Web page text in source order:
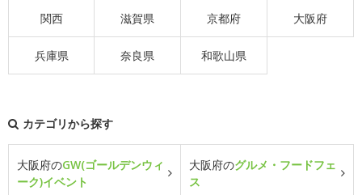
関西 滋賀県 京都府 大阪府
兵庫県 奈良県 和歌山県
カテゴリから探す
大阪府のGW(ゴールデンウィ
ーク)イベント
大阪府のグルメ・フードフェ
ス